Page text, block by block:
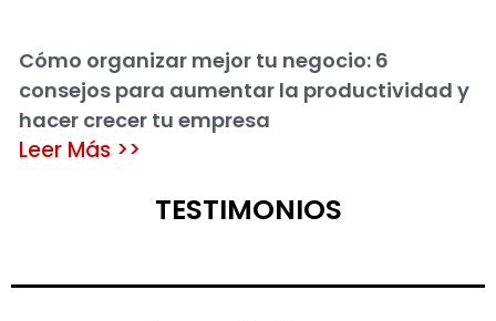
Cómo organizar mejor tu negocio: 6
consejos para aumentar la productividad y
hacer crecer tu empresa
Leer Más >>
TESTIMONIOS